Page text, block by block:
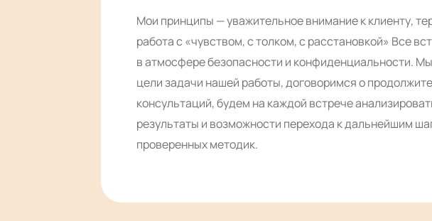
Мои принципы — уважительное внимание к клиенту,
работа с «чувством, с толком, с расстановкой» Все
в атмосфере безопасности и конфиденциальности.
цели задачи нашей работы, договоримся о
консультаций, будем на каждой встрече
результаты и возможности перехода к дальнейшим
проверенных методик.